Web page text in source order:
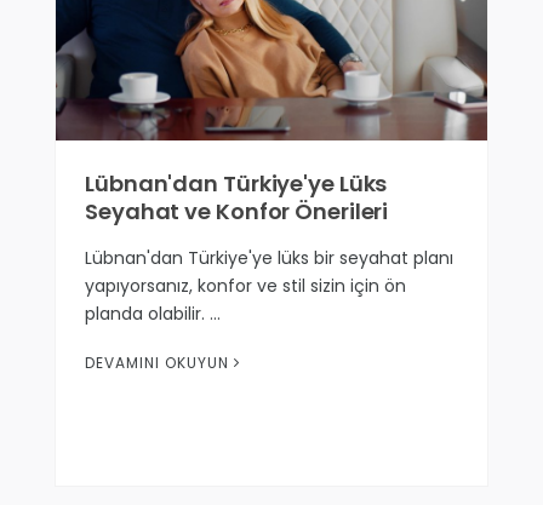
Lübnan'dan Türkiye'ye Lüks
Seyahat ve Konfor Önerileri
Lübnan'dan Türkiye'ye lüks bir seyahat planı
yapıyorsanız, konfor ve stil sizin için ön
planda olabilir. …
DEVAMINI OKUYUN